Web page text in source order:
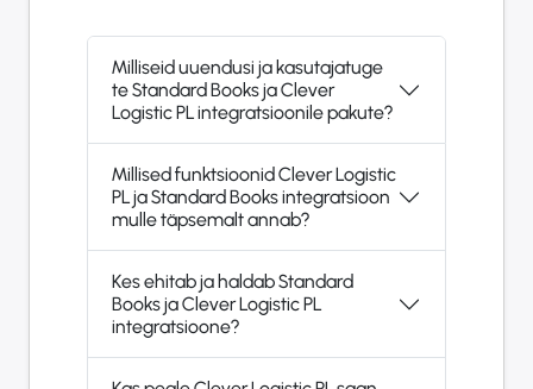
Milliseid uuendusi ja kasutajatuge
te Standard Books ja Clever
Logistic PL integratsioonile pakute?
Millised funktsioonid Clever Logistic
PL ja Standard Books integratsioon
mulle täpsemalt annab?
Kes ehitab ja haldab Standard
Books ja Clever Logistic PL
integratsioone?